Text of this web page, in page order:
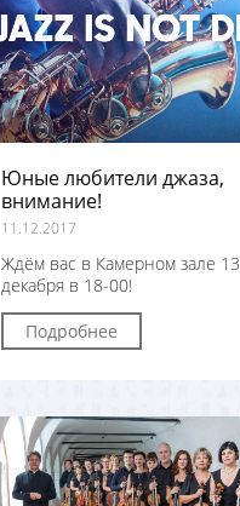
Юные любители джаза,
внимание!
11.12.2017
Ждём вас в Камерном зале 13
декабря в 18-00!
Подробнее